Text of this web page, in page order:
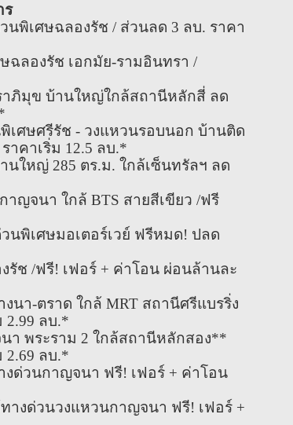
ร
นพิเศษฉลองรัช / ส่วนลด 3 ลบ. ราคา
ฉลองรัช เอกมัย-รามอินทรา /
ภิมุข บ้านใหญ่ใกล้สถานีหลักสี่ ลด
เศษศรีรัช - วงแหวนรอบนอก บ้านติด
าคาเริ่ม 12.5 ลบ.*
นใหญ่ 285 ตร.ม. ใกล้เซ็นทรัลฯ ลด
าญจนา ใกล้ BTS สายสีเขียว /ฟรี
นพิเศษมอเตอร์เวย์ ฟรีหมด! ปลด
รัช /ฟรี! เฟอร์ + ค่าโอน ผ่อนล้านละ
นา-ตราด ใกล้ MRT สถานีศรีแบรริ่ง
2.99 ลบ.*
า พระราม 2 ใกล้สถานีหลักสอง**
2.69 ลบ.*
ด่วนกาญจนา ฟรี! เฟอร์ + ค่าโอน
งด่วนวงแหวนกาญจนา ฟรี! เฟอร์ +